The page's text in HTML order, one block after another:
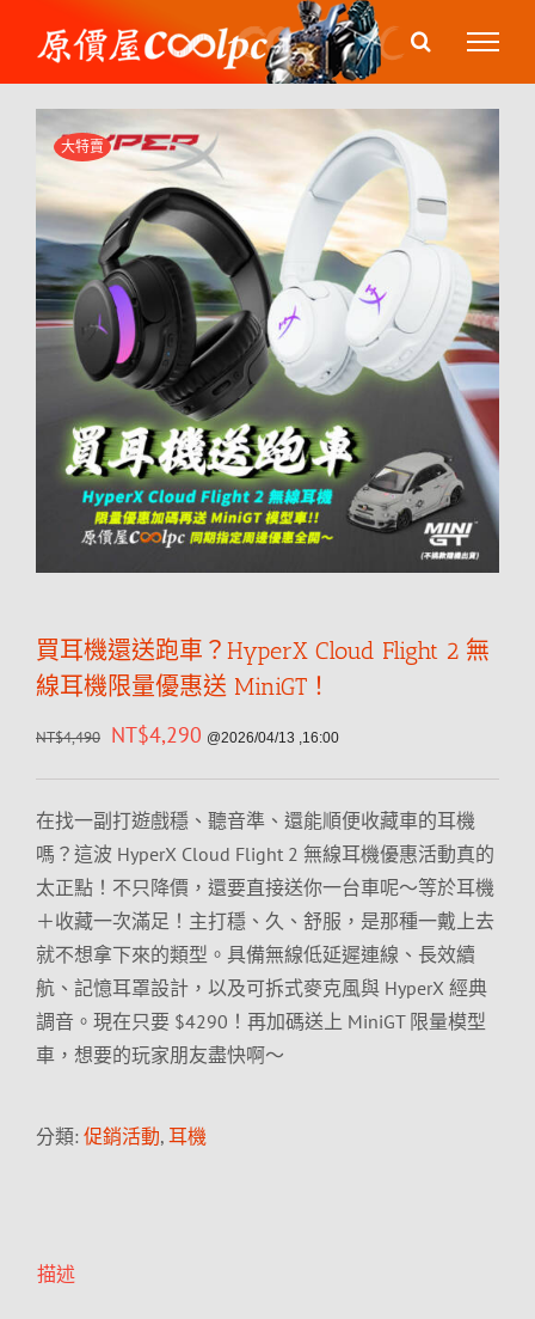
content
大特賣
買耳機還送跑車？HyperX Cloud Flight 2 無
線耳機限量優惠送 MiniGT！
NT$4,490 NT$4,290 @2026/04/13 ,16:00
在找一副打遊戲穩、聽音準、還能順便收藏車的耳機
嗎？這波 HyperX Cloud Flight 2 無線耳機優惠活動真的
太正點！不只降價，還要直接送你一台車呢～等於耳機
＋收藏一次滿足！主打穩、久、舒服，是那種一戴上去
就不想拿下來的類型。具備無線低延遲連線、長效續
航、記憶耳罩設計，以及可拆式麥克風與 HyperX 經典
調音。現在只要 $4290！再加碼送上 MiniGT 限量模型
車，想要的玩家朋友盡快啊～
分類: 促銷活動, 耳機
描述